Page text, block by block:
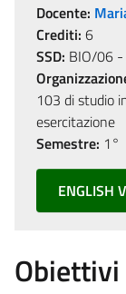
Docente:
Crediti: 6
SSD: BIO/06 -
103 di studio
esercitazione
Semestre: 1°
ENGLISH